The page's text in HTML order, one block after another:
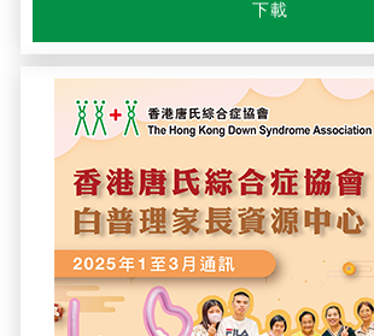
下載